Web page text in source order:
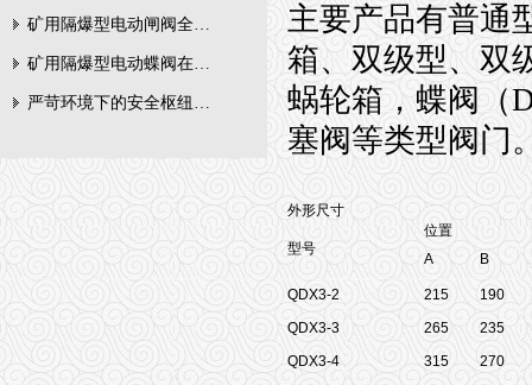
矿用隔爆型电动闸阀全周期维护与故障排查要点
矿用隔爆型电动蝶阀在瓦斯管道控制中的防爆设计与安全标准解析
严苛环境下的安全枢纽：矿用隔爆型电动闸阀的技术剖析
主要产品有普通
箱、双级型、双
蜗轮箱，蝶阀（
塞阀等类型阀门
外形尺寸
型号
位置
A
B
QDX3-2 215
190
QDX3-3
265
235
QDX3-4
315
270